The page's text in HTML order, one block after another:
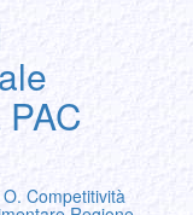
Competitività